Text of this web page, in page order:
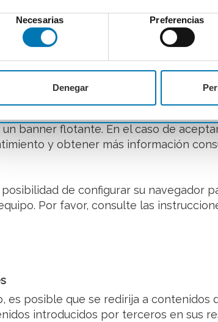
Necesarias Preferencias
Denegar
a las áreas, servicios,
visita. También se pueden utilizar
etc., siendo en estos casos cookies
prescindibles sin el
cookies propias y de terceros para
(por ejemplo, páginas
banner flotante. En el caso de
y obtener más información
posibilidad de configurar su navegador
Por favor, consulte las
es posible que se redirija a contenidos
introducidos por terceros en sus